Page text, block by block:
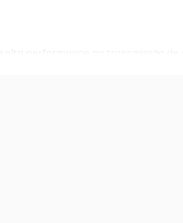
alta performance na transmissão de